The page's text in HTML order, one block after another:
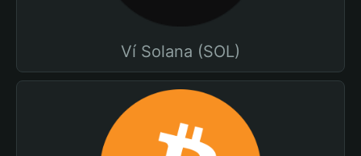
Ví Solana (SOL)